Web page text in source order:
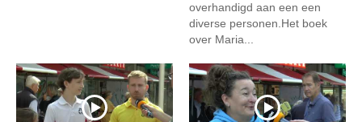
overhandigd aan een een
diverse personen.Het boek
over Maria...